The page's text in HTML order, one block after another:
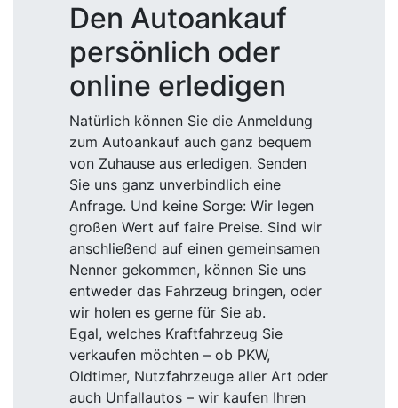
Den Autoankauf
persönlich oder
online erledigen
Natürlich können Sie die Anmeldung
zum Autoankauf auch ganz bequem
von Zuhause aus erledigen. Senden
Sie uns ganz unverbindlich eine
Anfrage. Und keine Sorge: Wir legen
großen Wert auf faire Preise. Sind wir
anschließend auf einen gemeinsamen
Nenner gekommen, können Sie uns
entweder das Fahrzeug bringen, oder
wir holen es gerne für Sie ab.
Egal, welches Kraftfahrzeug Sie
verkaufen möchten – ob PKW,
Oldtimer, Nutzfahrzeuge aller Art oder
auch Unfallautos – wir kaufen Ihren